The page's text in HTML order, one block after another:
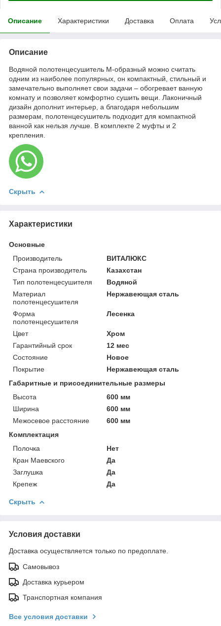
Описание Характеристики Доставка Оплата
Описание
Водяной полотенцесушитель М-образный можно считать
одним из наиболее популярных, он компактный, стильный и
замечательно выполняет свои задачи – обогревает ванную
комнату и позволяет комфортно сушить вещи. Лаконичный
дизайн дополнит интерьер, а благодаря небольшим
размерам, полотенцесушитель подходит для компактной
ванной как нельзя лучше. В комплекте 2 муфты и 2
крепления.
Скрыть
Характеристики
Основные
Производитель
ВИТАЛЮКС
Страна производитель
Казахстан
Тип полотенцесушителя
Водяной
Материал
полотенцесушителя
Нержавеющая сталь
Форма
полотенцесушителя
Лесенка
Цвет
Хром
Гарантийный срок
12 мес
Состояние
Новое
Покрытие
Нержавеющая сталь
Габаритные и присоединительные размеры
Высота
600 мм
Ширина
600 мм
Межосевое расстояние
600 мм
Комплектация
Полочка
Нет
Кран Маевского
Да
Заглушка
Да
Крепеж
Да
Скрыть
Условия доставки
Доставка осуществляется только по предоплате.
Самовывоз
Доставка курьером
Транспортная компания
Все условия доставки